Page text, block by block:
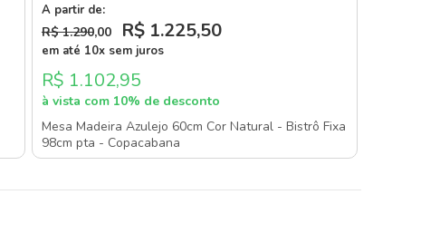
A partir de:
R$ 1.290,00 R$ 1.225,50
em até 10x sem juros
R$ 1.102,95
à vista com 10% de desconto
Mesa Madeira Azulejo 60cm Cor Natural - Bistrô Fixa
98cm pta - Copacabana